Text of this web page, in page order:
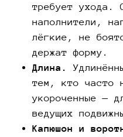
требует ухода.
наполнители,
лёгкие, не
держат форму.
Длина.
тем, кто часто
укороченные —
ведущих
Капюшон и